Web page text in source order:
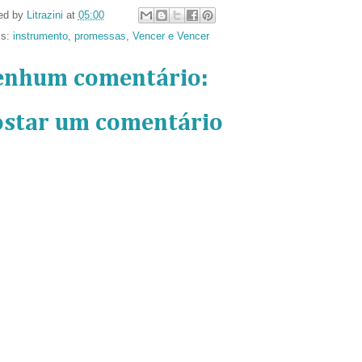
by Litrazini at 05:00
instrumento, promessas, Vencer e Vencer
comentário:
um comentário